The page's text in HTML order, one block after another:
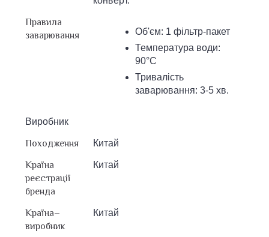
Правила
заварювання
Об'єм: 1 фільтр-пакет
Температура води:
90°С
Тривалість
заварювання: 3-5 хв.
Виробник
Походження Китай
Країна
реєстрації
бренда
Китай
Країна–
виробник
Китай